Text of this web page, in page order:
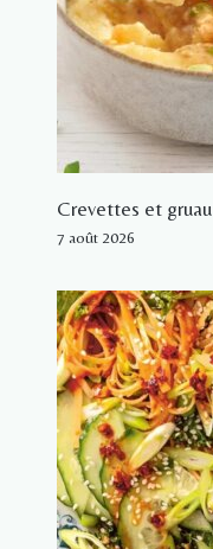
Crevettes et gruau
7 août 2026